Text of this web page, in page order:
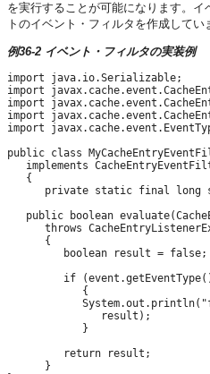
を実行することが可能になります。イ
トのイベント・フィルタを作成してい
例36-2 イベント・フィルタの実装例
import java.io.Serializable;
import
import
import
import
public class
implements
   {
private static final long
public boolean
throws
      {
         boolean result = false;
if
            {
               result);
            }
         return result;
      }